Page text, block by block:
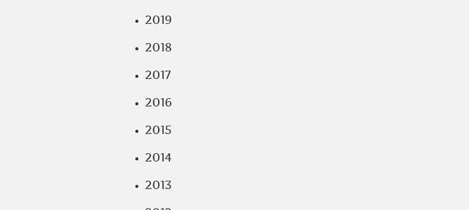
2019
2018
2017
2016
2015
2014
2013